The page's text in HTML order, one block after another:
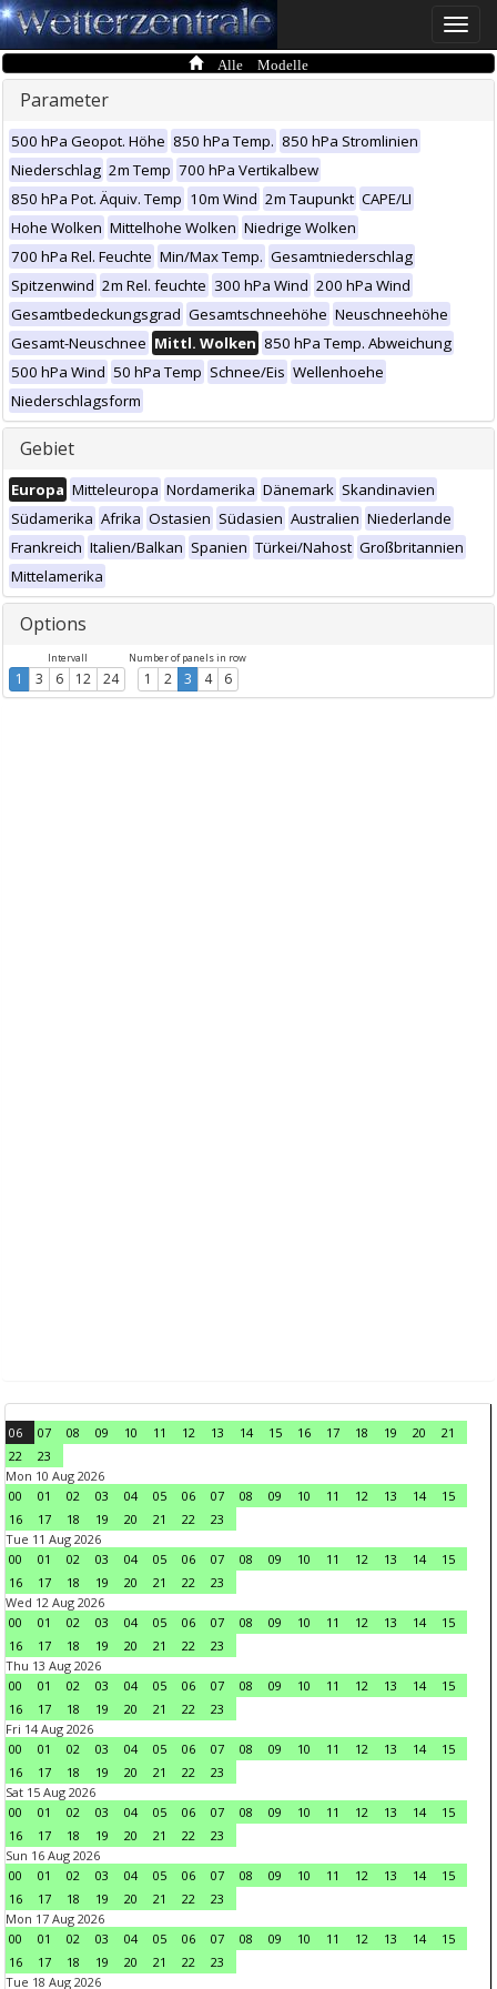
Toggle
Alle Modelle
Parameter
500 hPa Geopot. Höhe 850 hPa Temp. 850 hPa Stromlinien
Niederschlag 2m Temp 700 hPa Vertikalbew
850 hPa Pot. Äquiv. Temp 10m Wind 2m Taupunkt CAPE/LI
Hohe Wolken Mittelhohe Wolken Niedrige Wolken
700 hPa Rel. Feuchte Min/Max Temp. Gesamtniederschlag
Spitzenwind 2m Rel. feuchte 300 hPa Wind 200 hPa Wind
Gesamtbedeckungsgrad Gesamtschneehöhe Neuschneehöhe
Gesamt-Neuschnee Mittl. Wolken 850 hPa Temp. Abweichung
500 hPa Wind 50 hPa Temp Schnee/Eis Wellenhoehe
Niederschlagsform
Gebiet
Europa Mitteleuropa Nordamerika Dänemark Skandinavien
Südamerika Afrika Ostasien Südasien Australien Niederlande
Frankreich Italien/Balkan Spanien Türkei/Nahost Großbritannien
Mittelamerika
Options
Intervall
1 3 6 12 24
Number of panels in row
1 2 3 4 6
06 07 08 09 10 11 12 13 14 15 16 17 18 19 20
21
22
23
Mon 10 Aug 2026
00
01 02 03 04 05 06 07 08 09 10 11 12 13 14
15
16
17 18 19 20 21 22
23
Tue 11 Aug 2026
00
01 02 03 04 05 06 07 08 09 10 11 12 13 14
15
16
17 18 19 20 21 22
23
Wed 12 Aug 2026
00
01 02 03 04 05 06 07 08 09 10 11 12 13 14
15
16
17 18 19 20 21 22
23
Thu 13 Aug 2026
00
01 02 03 04 05 06 07 08 09 10 11 12 13 14
15
16
17 18 19 20 21 22
23
Fri 14 Aug 2026
00
01 02 03 04 05 06 07 08 09 10 11 12 13 14
15
16
17 18 19 20 21 22
23
Sat 15 Aug 2026
00
01 02 03 04 05 06 07 08 09 10 11 12 13 14
15
16
17 18 19 20 21 22
23
Sun 16 Aug 2026
00
01 02 03 04 05 06 07 08 09 10 11 12 13 14
15
16
17 18 19 20 21 22
23
Mon 17 Aug 2026
00
01 02 03 04 05 06 07 08 09 10 11 12 13 14
15
16
17 18 19 20 21 22
23
Tue 18 Aug 2026